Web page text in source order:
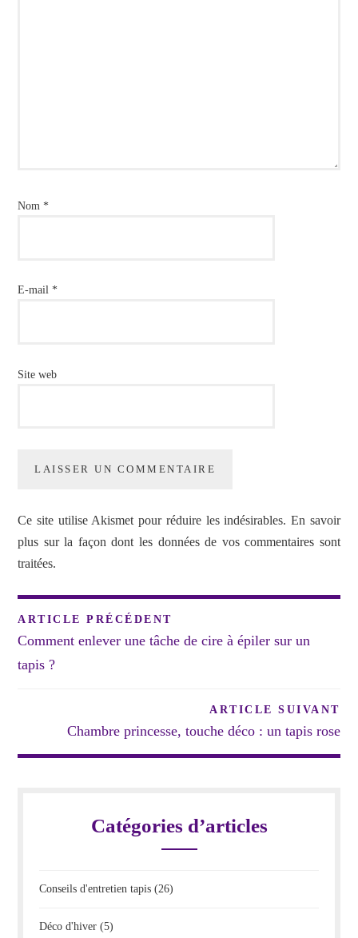
Nom*
E-mail*
Site web
Ce site utilise Akismet pour réduire les indésirables. En savoir
plus sur la façon dont les données de vos commentaires sont
traitées.
Navigation
de
l’article
ARTICLE PRÉCÉDENT
Comment enlever une tâche de cire à épiler sur un
tapis ?
ARTICLE SUIVANT
Chambre princesse, touche déco : un tapis rose
Catégories d’articles
Conseils d'entretien tapis (26)
Déco d'hiver (5)